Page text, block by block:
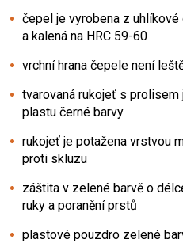
čepel je vyrobena z
a kalená na HRC 59-60
vrchní hrana čepele není
tvarovaná rukojeť s
plastu černé barvy
rukojeť je potažena vrstvou
proti skluzu
záštita v zelené barvě o
ruky a poranění prstů
plastové pouzdro zelené